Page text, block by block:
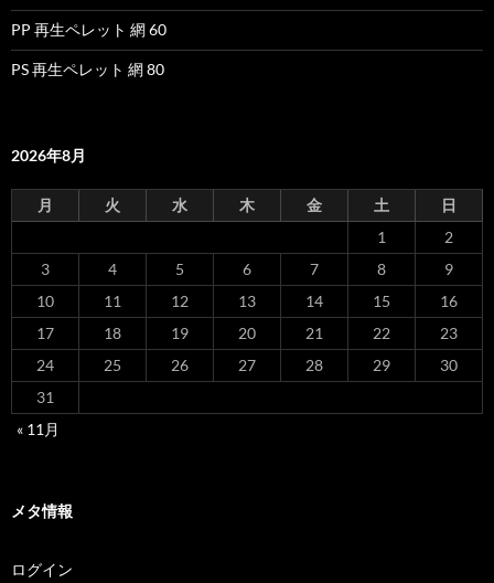
PP 再生ペレット 網 60
PS 再生ペレット 網 80
2026年8月
月 火 水 木 金 土
日
1
2
3
4 5 6 7 8
9
10
11 12 13 14 15
16
17
18 19 20 21 22
23
24
25 26 27 28 29
30
31
« 11月
メタ情報
ログイン